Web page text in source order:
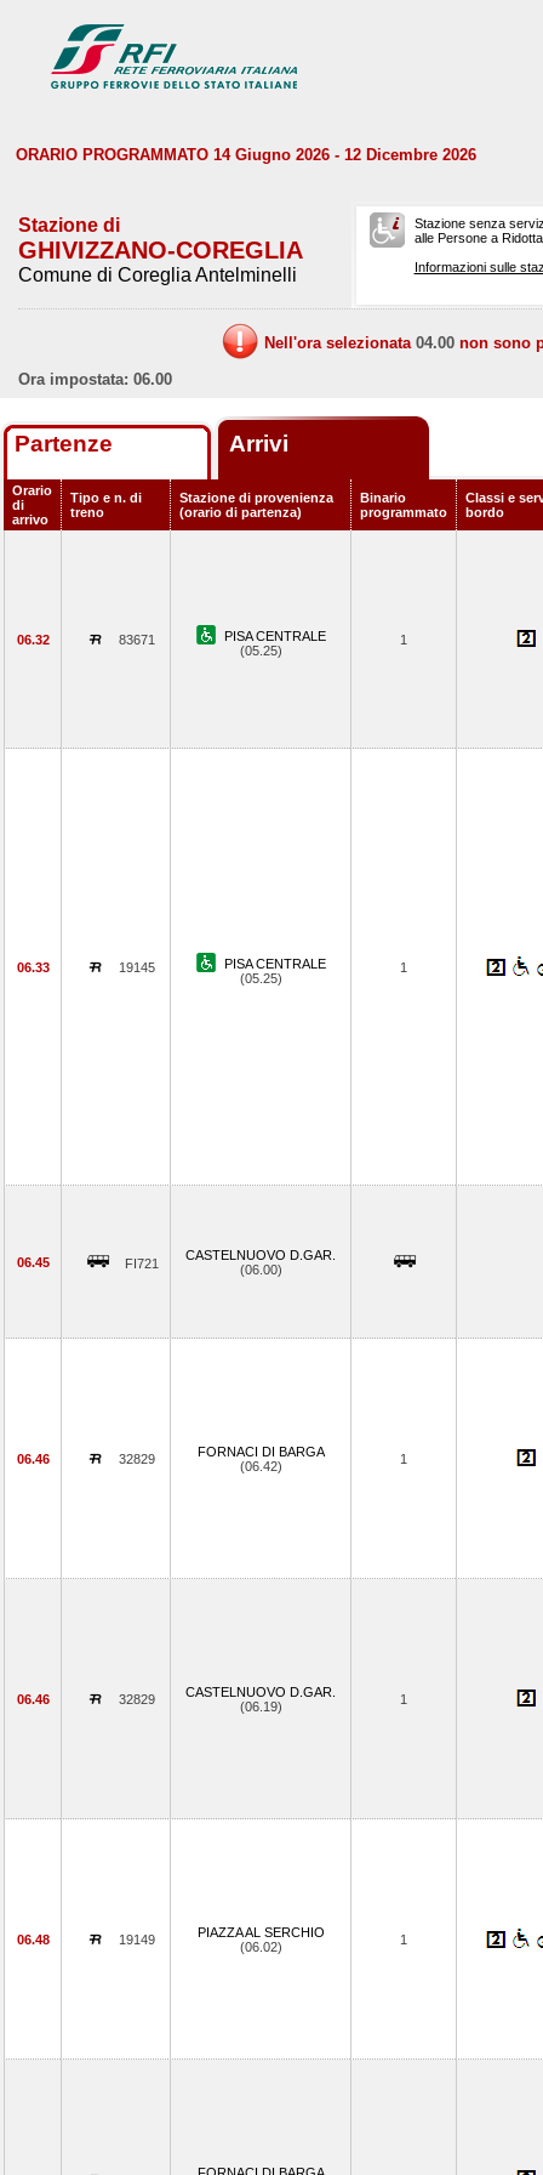
ORARIO PROGRAMMATO 14 Giugno 2026 - 12 Dicembre 2026
Stazione di
GHIVIZZANO-COREGLIA
Comune di Coreglia Antelminelli
Stazione senza
alle Persone a
Informazioni sulle
Nell'ora selezionata 04.00 non sono
Ora impostata: 06.00
Partenze Arrivi
Orario
di
arrivo
Tipo e n. di
treno
Stazione di provenienza
(orario di partenza)
Binario
programmato
Classi e
bordo
06.32 83671
PISA CENTRALE
(05.25)
1
06.33 19145
PISA CENTRALE
(05.25)
1
06.45 FI721
CASTELNUOVO D.GAR.
(06.00)
06.46 32829
FORNACI DI BARGA
(06.42)
1
06.46 32829
CASTELNUOVO D.GAR.
(06.19)
1
06.48 19149
PIAZZA AL SERCHIO
(06.02)
1